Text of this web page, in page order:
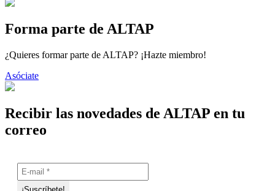
Forma parte de ALTAP
¿Quieres formar parte de ALTAP? ¡Hazte miembro!
Asóciate
Recibir las novedades de ALTAP en tu
correo